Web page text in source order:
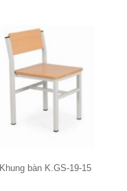
Khung bàn K.GS-19-15